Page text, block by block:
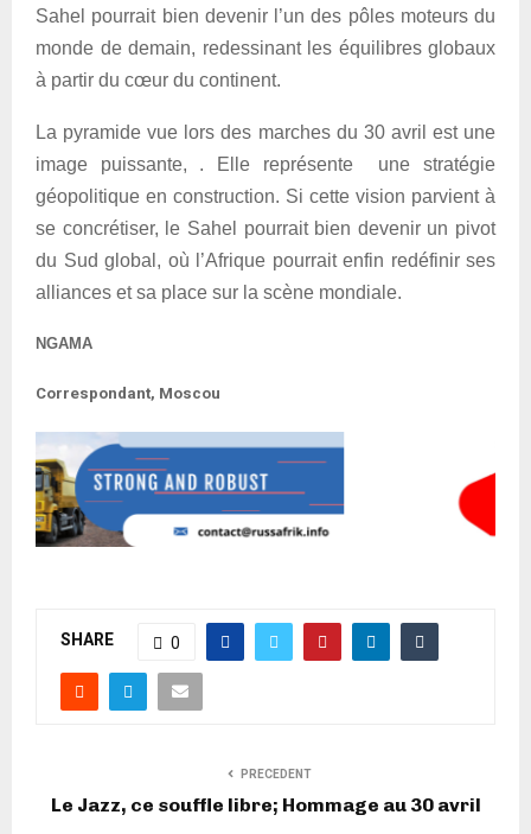
Sahel pourrait bien devenir l’un des pôles moteurs du
monde de demain, redessinant les équilibres globaux
à partir du cœur du continent.
La pyramide vue lors des marches du 30 avril est une
image puissante, . Elle représente une stratégie
géopolitique en construction. Si cette vision parvient à
se concrétiser, le Sahel pourrait bien devenir un pivot
du Sud global, où l’Afrique pourrait enfin redéfinir ses
alliances et sa place sur la scène mondiale.
NGAMA
Correspondant, Moscou
SHARE 0
PRECEDENT
Le Jazz, ce souffle libre; Hommage au 30 avril